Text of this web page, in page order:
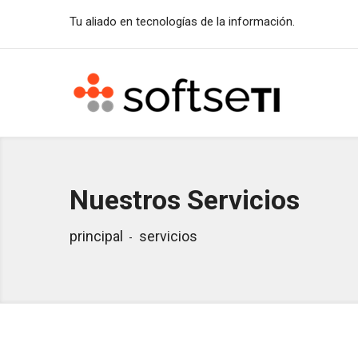
Tu aliado en tecnologías de la información.
Nuestros Servicios
principal servicios